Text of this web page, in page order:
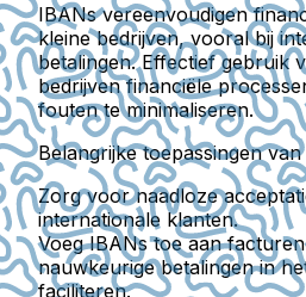
IBANs vereenvoudigen
kleine bedrijven, vooral bij
betalingen. Effectief gebruik
bedrijven financiële
fouten te minimaliseren.
Belangrijke toepassingen
Zorg voor naadloze
internationale klanten.
Voeg IBANs toe aan
nauwkeurige betalingen in
faciliteren.